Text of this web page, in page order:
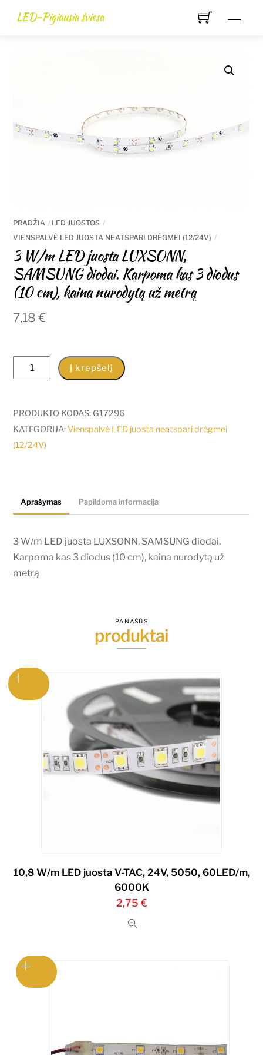
LED-Pigiausia šviesa
PRADŽIA
LED JUOSTOS
VIENSPALVĖ LED JUOSTA NEATSPARI DRĖGMEI (12/24V)
3 W/m LED juosta LUXSONN,
SAMSUNG diodai. Karpoma kas 3 diodus
(10 cm), kaina nurodytą už metrą
7,18€
produkto
kiekis:
W/m
LED
juosta
Karpoma
3
diodus
(10
Į krepšelį
PRODUKTO KODAS: G17296
KATEGORIJA:Vienspalvė LED juosta neatspari drėgmei
(12/24V)
Aprašymas Papildoma informacija
3 W/m LED juosta LUXSONN, SAMSUNG diodai.
Karpoma kas 3 diodus (10 cm), kaina nurodytą už
metrą
PANAŠŪS
produktai
10,8 W/m LED juosta V-TAC, 24V, 5050, 60LED/m,
6000K
2,75 €